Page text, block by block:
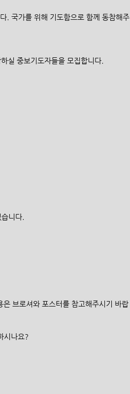
. 국가를 위해 기도함으로 함께 동참해주
실 중보기도자들을 모집합니다.
니다.
시나요?